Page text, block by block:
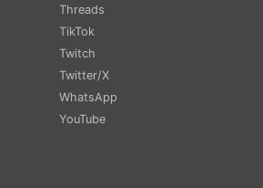
Threads
TikTok
Twitch
Twitter/X
WhatsApp
YouTube